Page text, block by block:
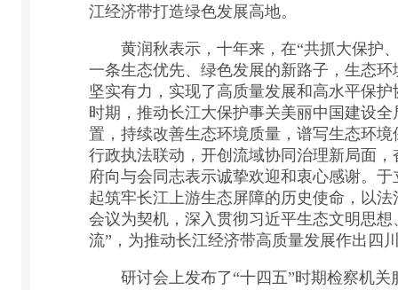
江经济带打造绿色发展高地。
黄润秋表示，十年来，在“共抓大保护、
一条生态优先、绿色发展的新路子，生态
坚实有力，实现了高质量发展和高水平保
时期，推动长江大保护事关美丽中国建设
置，持续改善生态环境质量，谱写生态环
行政执法联动，开创流域协同治理新局面
府向与会同志表示诚挚欢迎和衷心感谢。
起筑牢长江上游生态屏障的历史使命，以
会议为契机，深入贯彻习近平生态文明思
流”，为推动长江经济带高质量发展作出四
研讨会上发布了“十四五”时期检察机关